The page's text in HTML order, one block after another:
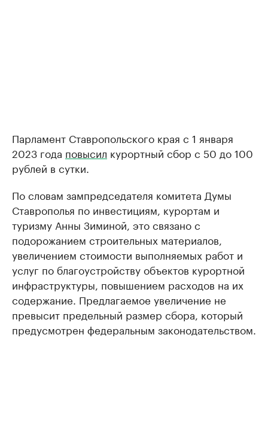
Парламент Ставропольского края с 1 января
2023 года повысил курортный сбор с 50 до 100
рублей в сутки.
По словам зампредседателя комитета Думы
Ставрополья по инвестициям, курортам и
туризму Анны Зиминой, это связано с
подорожанием строительных материалов,
увеличением стоимости выполняемых работ и
услуг по благоустройству объектов курортной
инфраструктуры, повышением расходов на их
содержание. Предлагаемое увеличение не
превысит предельный размер сбора, который
предусмотрен федеральным законодательством.